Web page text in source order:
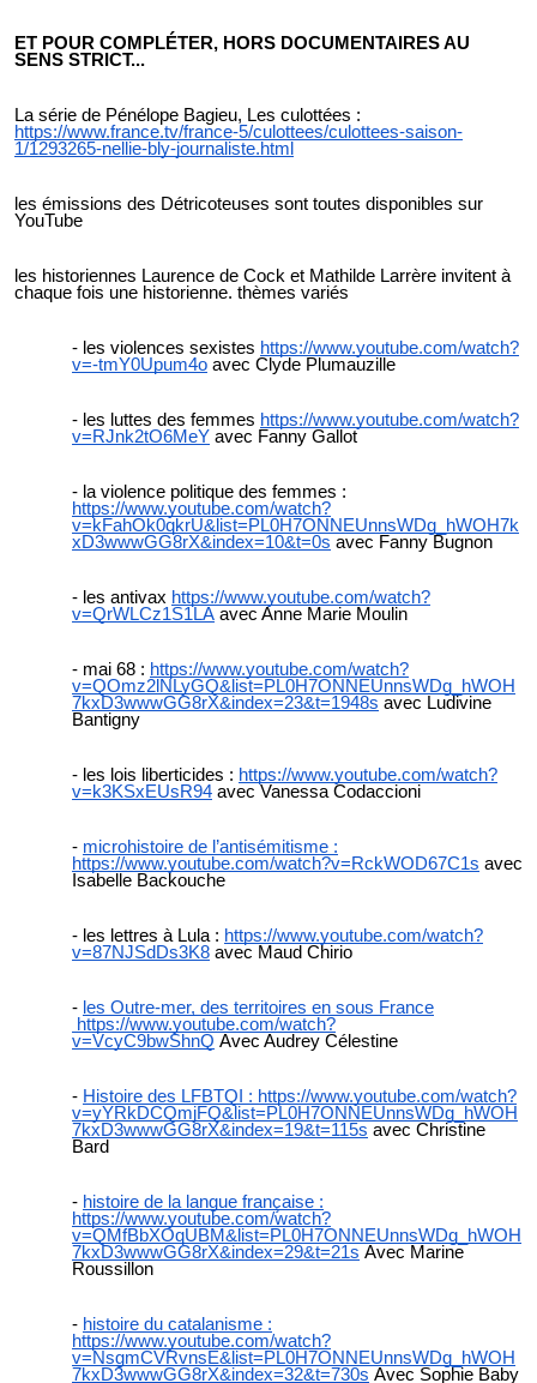
ET POUR COMPLÉTER, HORS DOCUMENTAIRES AU
SENS STRICT...
La série de Pénélope Bagieu, Les culottées :
https://www.france.tv/france-5/culottees/culottees-saison-
1/1293265-nellie-bly-journaliste.html
les émissions des Détricoteuses sont toutes disponibles sur
YouTube
les historiennes Laurence de Cock et Mathilde Larrère invitent à
chaque fois une historienne. thèmes variés
les violences sexistes https://www.youtube.com/watch?
v=-tmY0Upum4o avec Clyde Plumauzille
les luttes des femmes https://www.youtube.com/watch?
v=RJnk2tO6MeY avec Fanny Gallot
la violence politique des femmes :
https://www.youtube.com/watch?
v=kFahOk0qkrU&list=PL0H7ONNEUnnsWDg_hWOH7k
xD3wwwGG8rX&index=10&t=0s avec Fanny Bugnon
les antivax https://www.youtube.com/watch?
v=QrWLCz1S1LA avec Anne Marie Moulin
mai 68 : https://www.youtube.com/watch?
v=QOmz2lNLyGQ&list=PL0H7ONNEUnnsWDg_hWOH
7kxD3wwwGG8rX&index=23&t=1948s avec Ludivine
Bantigny
les lois liberticides : https://www.youtube.com/watch?
v=k3KSxEUsR94 avec Vanessa Codaccioni
microhistoire de l’antisémitisme :
https://www.youtube.com/watch?v=RckWOD67C1s avec
Isabelle Backouche
les lettres à Lula : https://www.youtube.com/watch?
v=87NJSdDs3K8 avec Maud Chirio
les Outre-mer, des territoires en sous France
https://www.youtube.com/watch?
v=VcyC9bwShnQ Avec Audrey Célestine
Histoire des LFBTQI : https://www.youtube.com/watch?
v=yYRkDCQmjFQ&list=PL0H7ONNEUnnsWDg_hWOH
7kxD3wwwGG8rX&index=19&t=115s avec Christine
Bard
histoire de la langue française :
https://www.youtube.com/watch?
v=QMfBbXOqUBM&list=PL0H7ONNEUnnsWDg_hWOH
7kxD3wwwGG8rX&index=29&t=21s Avec Marine
Roussillon
histoire du catalanisme :
https://www.youtube.com/watch?
v=NsgmCVRvnsE&list=PL0H7ONNEUnnsWDg_hWOH
7kxD3wwwGG8rX&index=32&t=730s Avec Sophie Baby